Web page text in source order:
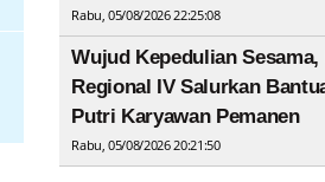
Rabu, 05/08/2026 22:25:08
Wujud Kepedulian Sesama,
Regional IV Salurkan
Putri Karyawan Pemanen
Rabu, 05/08/2026 20:21:50